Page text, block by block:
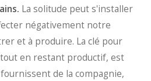
La solitude peut s'installer
négativement notre
et à produire. La clé pour
en restant productif, est
de la compagnie,